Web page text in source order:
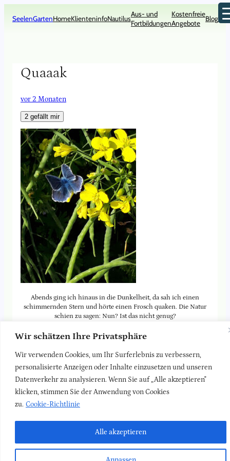
Wir schätzen Ihre Privatsphäre
Wir verwenden Cookies, um Ihr Surferlebnis zu verbessern,
personalisierte Anzeigen oder Inhalte einzusetzen und unseren
Datenverkehr zu analysieren. Wenn Sie auf „Alle akzeptieren"
klicken, stimmen Sie der Anwendung von Cookies
zu. Cookie-Richtlinie
Alle akzeptieren
Inhalt
SeelenGartenHomeKlienteninfoNautilus
Aus- und
Fortbildungen
Kostenfreie
Angebote
Blog
Quaaak
vor 2 Monaten
2 gefällt mir
Abends ging ich hinaus in die Dunkelheit, da sah ich einen
schimmernden Stern und hörte einen Frosch quaken. Die Natur
schien zu sagen: Nun? Ist das nicht genug?
Ralph Waldo Emerson, 1803 – 1882
Zurück zur